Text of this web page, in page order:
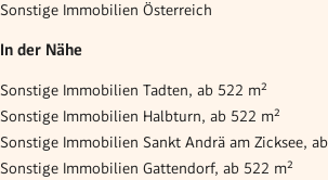
Sonstige Immobilien Österreich
In der Nähe
Sonstige Immobilien Tadten, ab 522 m²
Sonstige Immobilien Halbturn, ab 522 m²
Sonstige Immobilien Sankt Andrä am Zicksee,
Sonstige Immobilien Gattendorf, ab 522 m²